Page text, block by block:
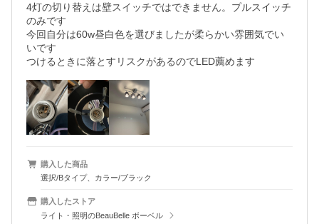
4灯の切り替えは壁スイッチではできません。プルスイッチ
のみです
今回自分は60w昼白色を選びましたが柔らかい雰囲気でい
いです
つけるときに落とすリスクがあるのでLED薦めます
購入した商品
選択/Bタイプ、カラー/ブラック
購入したストア
ライト・照明のBeauBelle ボーベル